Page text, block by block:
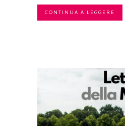
CONTINUA A LEGGERE